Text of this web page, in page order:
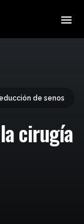
de senos
cirugía